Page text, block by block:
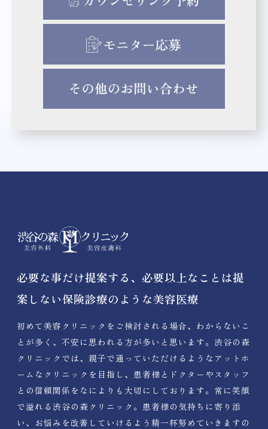
必要な事だけ提案する、必要以上なことは提
案しない保険診療のような美容医療
初めて美容クリニックをご検討される場合、わからないこ
とが多く、不安に思われる方が多いと思います。渋谷の森
クリニックでは、親子で通っていただけるようなアットホ
ームなクリニックを目指し、患者様とドクターやスタッフ
との信頼関係をなによりも大切にしております。常に笑顔
で溢れる渋谷の森クリニック。患者様の気持ちに寄り添
い、お悩みを改善していけるよう精一杯努めていきますの